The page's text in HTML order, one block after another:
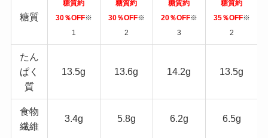
糖質
糖質約
30％OFF※
1
糖質約
30％OFF※
2
糖質約
20％OFF※
3
糖質約
35％OFF※
2
たん
ぱく
質
13.5g 13.6g 14.2g 13.5g
食物
繊維
3.4g 5.8g 6.2g 6.5g